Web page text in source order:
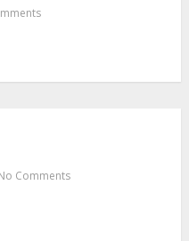
Comments